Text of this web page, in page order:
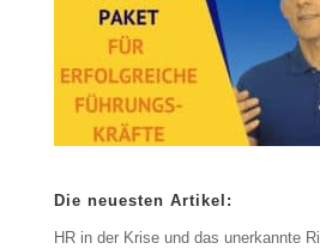
Die neuesten Artikel:
HR in der Krise und das unerkannte